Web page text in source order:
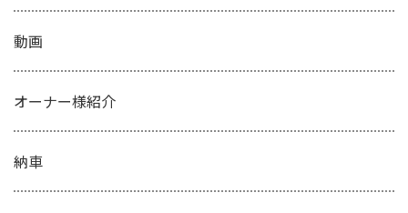
動画
オーナー様紹介
納車